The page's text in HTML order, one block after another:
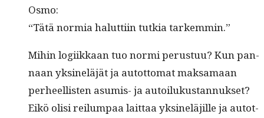
Osmo:
“Tätä normia halut­ti­in tutkia tarkemmin.”
Mihin logi­ikkaan tuo nor­mi perus­tuu? Kun pan­
naan yksineläjät ja autot­tomat mak­samaan
per­heel­lis­ten asum­is- ja autoilukus­tan­nuk­set?
Eikö olisi reilumpaa lait­taa yksineläjille ja autot­